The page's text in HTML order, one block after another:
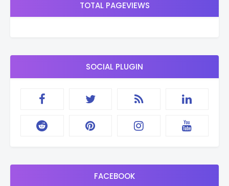
TOTAL PAGEVIEWS
SOCIAL PLUGIN
FACEBOOK